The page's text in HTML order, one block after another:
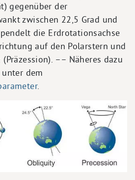
gegenüber der
zwischen 22,5 Grad und
die Erdrotationsachse
auf den Polarstern und
–– Näheres dazu
dem
.